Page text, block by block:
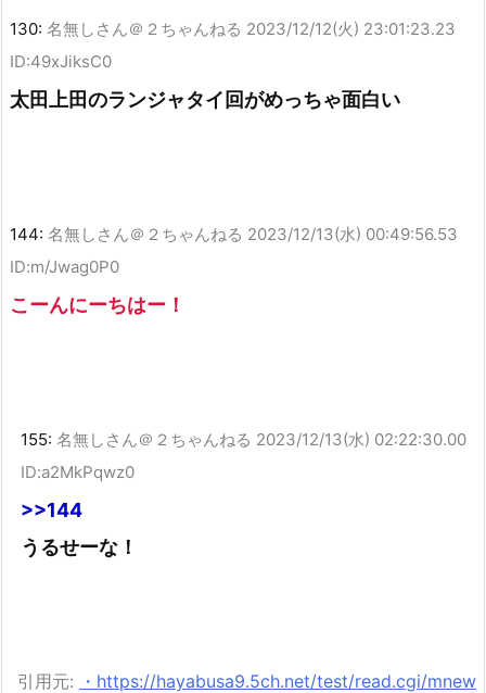
130: 名無しさん＠２ちゃんねる 2023/12/12(火) 23:01:23.23
ID:49xJiksC0
太田上田のランジャタイ回がめっちゃ面白い
144: 名無しさん＠２ちゃんねる 2023/12/13(水) 00:49:56.53
ID:m/Jwag0P0
こーんにーちはー！
155: 名無しさん＠２ちゃんねる 2023/12/13(水) 02:22:30.00
ID:a2MkPqwz0
>>144
うるせーな！
引用元:
・https://hayabusa9.5ch.net/test/read.cgi/mnew